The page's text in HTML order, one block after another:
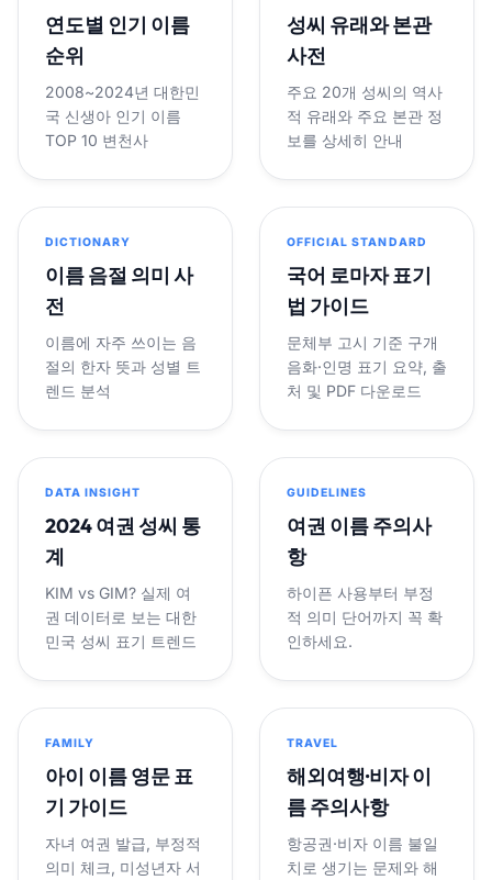
연도별 인기 이름
순위
2008~2024년 대한민
국 신생아 인기 이름
TOP 10 변천사
성씨 유래와 본관
사전
주요 20개 성씨의 역사
적 유래와 주요 본관 정
보를 상세히 안내
DICTIONARY
이름 음절 의미 사
전
이름에 자주 쓰이는 음
절의 한자 뜻과 성별 트
렌드 분석
OFFICIAL STANDARD
국어 로마자 표기
법 가이드
문체부 고시 기준 구개
음화·인명 표기 요약, 출
처 및 PDF 다운로드
DATA INSIGHT
2024 여권 성씨 통
계
KIM vs GIM? 실제 여
권 데이터로 보는 대한
민국 성씨 표기 트렌드
GUIDELINES
여권 이름 주의사
항
하이픈 사용부터 부정
적 의미 단어까지 꼭 확
인하세요.
FAMILY
아이 이름 영문 표
기 가이드
자녀 여권 발급, 부정적
의미 체크, 미성년자 서
TRAVEL
해외여행·비자 이
름 주의사항
항공권·비자 이름 불일
치로 생기는 문제와 해